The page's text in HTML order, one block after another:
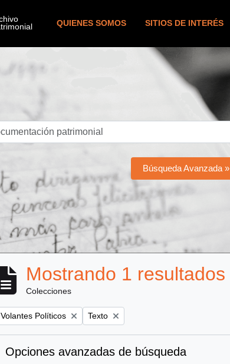
QUIENES SOMOS SITIOS DE INTERÉS
Búsqueda Avanzada »
Mostrando 1 resultados
Colecciones
Remove filter:
Volantes Políticos Remove filter:
Texto
Opciones avanzadas de búsqueda